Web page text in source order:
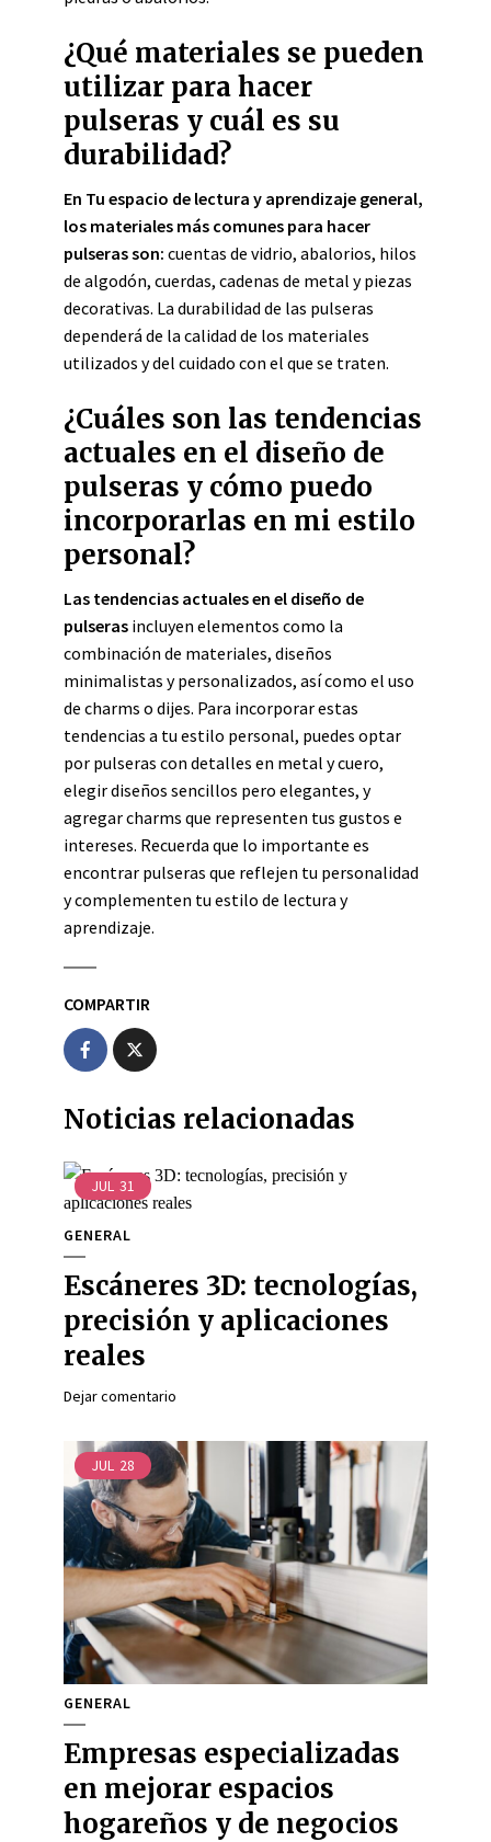
¿Qué materiales se pueden
utilizar para hacer
pulseras y cuál es su
durabilidad?
En Tu espacio de lectura y aprendizaje general,
los materiales más comunes para hacer
pulseras son: cuentas de vidrio, abalorios, hilos
de algodón, cuerdas, cadenas de metal y piezas
decorativas. La durabilidad de las pulseras
dependerá de la calidad de los materiales
utilizados y del cuidado con el que se traten.
¿Cuáles son las tendencias
actuales en el diseño de
pulseras y cómo puedo
incorporarlas en mi estilo
personal?
Las tendencias actuales en el diseño de
pulseras incluyen elementos como la
combinación de materiales, diseños
minimalistas y personalizados, así como el uso
de charms o dijes. Para incorporar estas
tendencias a tu estilo personal, puedes optar
por pulseras con detalles en metal y cuero,
elegir diseños sencillos pero elegantes, y
agregar charms que representen tus gustos e
intereses. Recuerda que lo importante es
encontrar pulseras que reflejen tu personalidad
y complementen tu estilo de lectura y
aprendizaje.
COMPARTIR
Noticias relacionadas
JUL 31
GENERAL
Escáneres 3D: tecnologías,
precisión y aplicaciones
reales
Dejar comentario
JUL 28
GENERAL
Empresas especializadas
en mejorar espacios
hogareños y de negocios